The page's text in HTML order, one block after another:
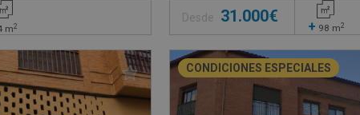
m2
Desde 31.000€
+ 98 m2
CONDICIONES ESPECIALES